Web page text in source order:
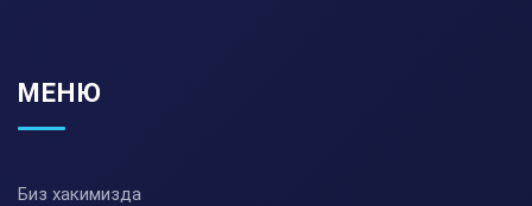
МЕНЮ
Биз хакимизда